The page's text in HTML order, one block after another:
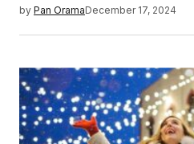
by Pan OramaDecember 17, 2024